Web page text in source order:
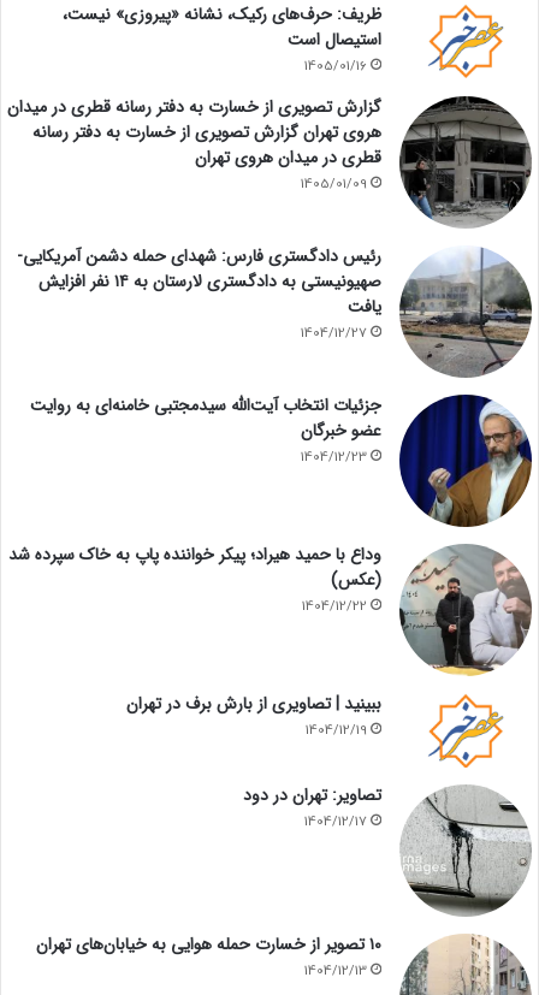
ظریف: حرف‌های رکیک، نشانه «پیروزی» نیست،
استیصال است
1405/01/16
گزارش تصویری از خسارت به دفتر رسانه قطری در میدان
هروی تهران گزارش تصویری از خسارت به دفتر رسانه
قطری در میدان هروی تهران
1405/01/09
رئیس دادگستری فارس: شهدای حمله دشمن آمریکایی-
صهیونیستی به دادگستری لارستان به ۱۴ نفر افزایش
یافت
1404/12/27
جزئیات انتخاب آیت‌الله سیدمجتبی خامنه‌ای به روایت
عضو خبرگان
1404/12/23
وداع با حمید هیراد؛ پیکر خواننده پاپ به خاک سپرده شد
(عکس)
1404/12/22
ببینید | تصاویری از بارش برف در تهران
1404/12/19
تصاویر: تهران در دود
1404/12/17
۱۰ تصویر از خسارت حمله هوایی به خیابان‌های تهران
1404/12/13